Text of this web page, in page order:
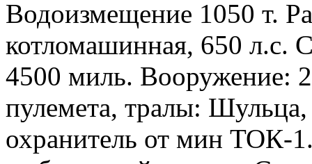
Водоизмещение 1050 т.
котломашинная, 650 л.с.
4500 миль. Вооружение:
пулемета, тралы:
охранитель от мин ТОК-